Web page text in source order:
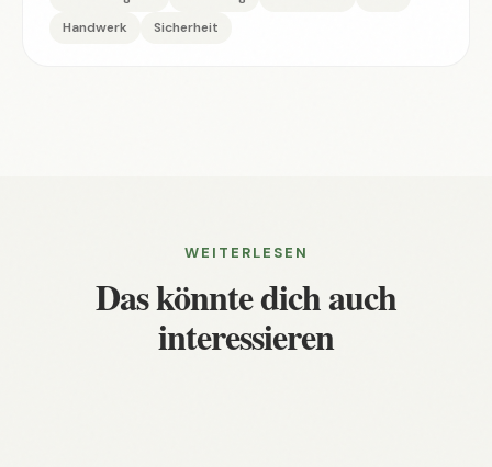
Handwerk
Sicherheit
WEITERLESEN
Das könnte dich auch
interessieren